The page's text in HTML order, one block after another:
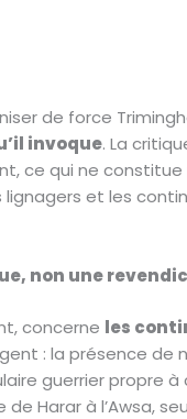
de force
invoque. La
qui ne
et les
non une
concerne les
: la présence de
guerrier propre
Harar à l’Awsa,